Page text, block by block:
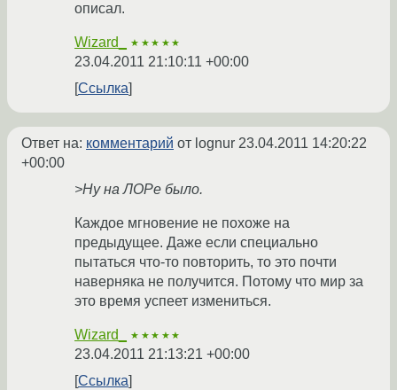
описал.
Wizard_ ★★★★★
23.04.2011 21:10:11 +00:00
Ссылка
Ответ на: комментарий от lognur 23.04.2011 14:20:22
+00:00
>Ну на ЛОРе было.
Каждое мгновение не похоже на
предыдущее. Даже если специально
пытаться что-то повторить, то это почти
наверняка не получится. Потому что мир за
это время успеет измениться.
Wizard_ ★★★★★
23.04.2011 21:13:21 +00:00
Ссылка